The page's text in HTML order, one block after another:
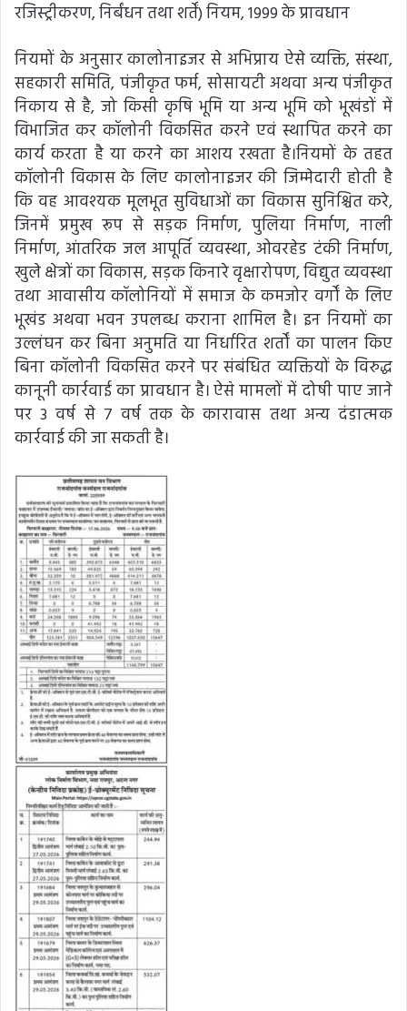
रजिस्ट्रीकरण, निर्बंधन तथा शर्तें) नियम, 1999 के प्रावधान
नियमों के अनुसार कालोनाइजर से अभिप्राय ऐसे व्यक्ति, संस्था,
सहकारी समिति, पंजीकृत फर्म, सोसायटी अथवा अन्य पंजीकृत
निकाय से है, जो किसी कृषि भूमि या अन्य भूमि को भूखंडों में
विभाजित कर कॉलोनी विकसित करने एवं स्थापित करने का
कार्य करता है या करने का आशय रखता है।नियमों के तहत
कॉलोनी विकास के लिए कालोनाइजर की जिम्मेदारी होती है
कि वह आवश्यक मूलभूत सुविधाओं का विकास सुनिश्चित करे,
जिनमें प्रमुख रूप से सड़क निर्माण, पुलिया निर्माण, नाली
निर्माण, आंतरिक जल आपूर्ति व्यवस्था, ओवरहेड टंकी निर्माण,
खुले क्षेत्रों का विकास, सड़क किनारे वृक्षारोपण, विद्युत व्यवस्था
तथा आवासीय कॉलोनियों में समाज के कमजोर वर्गों के लिए
भूखंड अथवा भवन उपलब्ध कराना शामिल है। इन नियमों का
उल्लंघन कर बिना अनुमति या निर्धारित शर्तों का पालन किए
बिना कॉलोनी विकसित करने पर संबंधित व्यक्तियों के विरुद्ध
कानूनी कार्रवाई का प्रावधान है। ऐसे मामलों में दोषी पाए जाने
पर 3 वर्ष से 7 वर्ष तक के कारावास तथा अन्य दंडात्मक
कार्रवाई की जा सकती है।